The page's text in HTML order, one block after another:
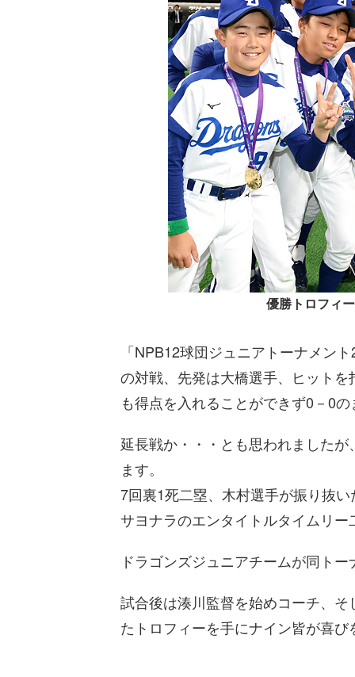
優勝トロフィ
「NPB12球団ジュニアトーナメン
の対戦、先発は大橋選手、ヒット
も得点を入れることができず0－0
延長戦か・・・とも思われました
ます。
7回裏1死二塁、木村選手が振り抜
サヨナラのエンタイトルタイムリ
ドラゴンズジュニアチームが同ト
試合後は湊川監督を始めコーチ、
たトロフィーを手にナイン皆が喜